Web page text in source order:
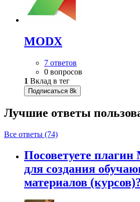
MODX
7 ответов
0 вопросов
1 Вклад в тег
Подписаться 8k
Лучшие ответы
Все ответы (74)
Посоветуете плагин
для создания
материалов